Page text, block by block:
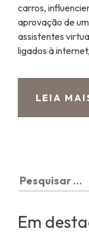
carros,
aprovação de
assistentes
ligados à internet,
LEIA
Pesquisar
por:
Em